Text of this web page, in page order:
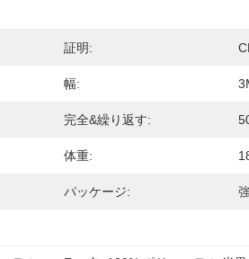
証明:
幅:
完全&繰り返す:
体重:
パッケージ: